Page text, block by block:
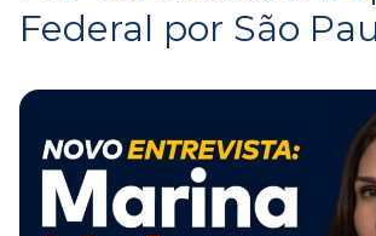
Federal por São